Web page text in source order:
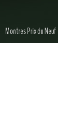
Montres Prix du Neuf